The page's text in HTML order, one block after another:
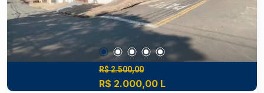
R$ 2.500,00
R$ 2.000,00 L